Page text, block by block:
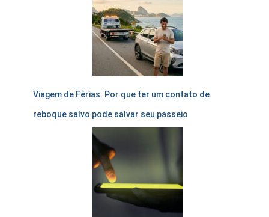
Viagem de Férias: Por que ter um contato de
reboque salvo pode salvar seu passeio